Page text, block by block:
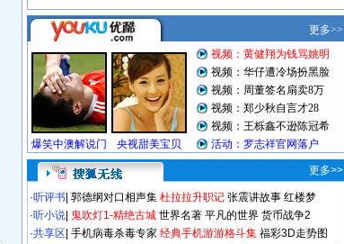
更多>>
·听评书 郭德纲对口相声集 杜拉拉升职记 张震讲故事 红楼梦
·听小说 鬼吹灯1-精绝古城 世界名著 平凡的世界 货币战争2
·共享区 手机病毒杀毒专家 经典手机游游格斗集 福彩3D走势图